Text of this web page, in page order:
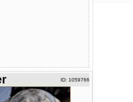
ID: 1059766